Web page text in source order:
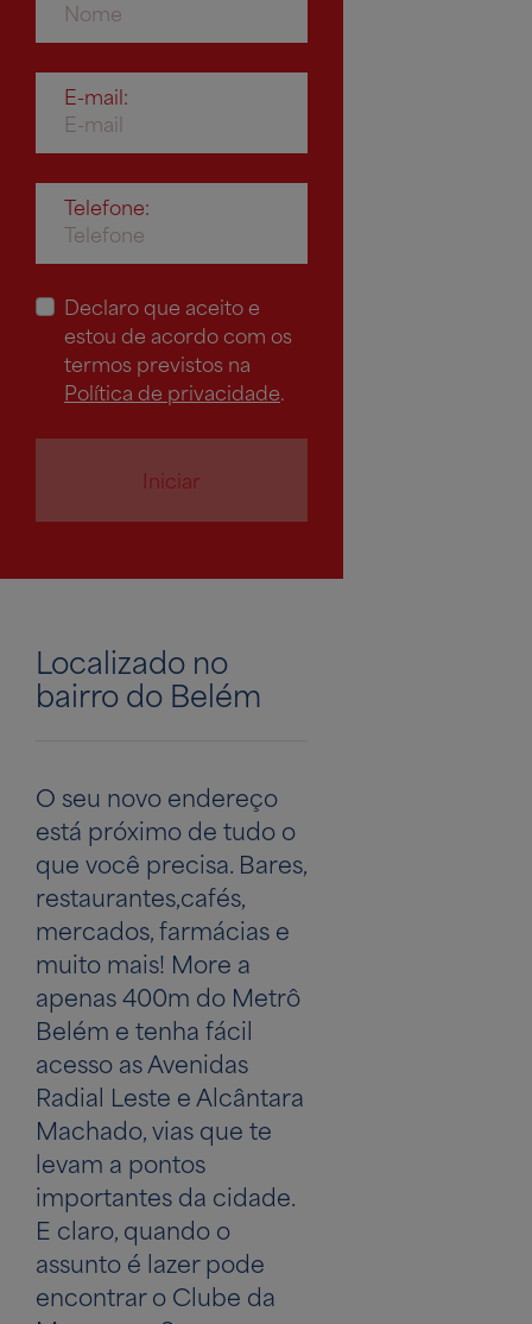
E-mail:
Telefone:
Declaro que aceito e
estou de acordo com os
termos previstos na
Política de privacidade.
Iniciar
Localizado no
bairro do Belém
O seu novo endereço
está próximo de tudo o
que você precisa. Bares,
restaurantes,cafés,
mercados, farmácias e
muito mais! More a
apenas 400m do Metrô
Belém e tenha fácil
acesso as Avenidas
Radial Leste e Alcântara
Machado, vias que te
levam a pontos
importantes da cidade.
E claro, quando o
assunto é lazer pode
encontrar o Clube da